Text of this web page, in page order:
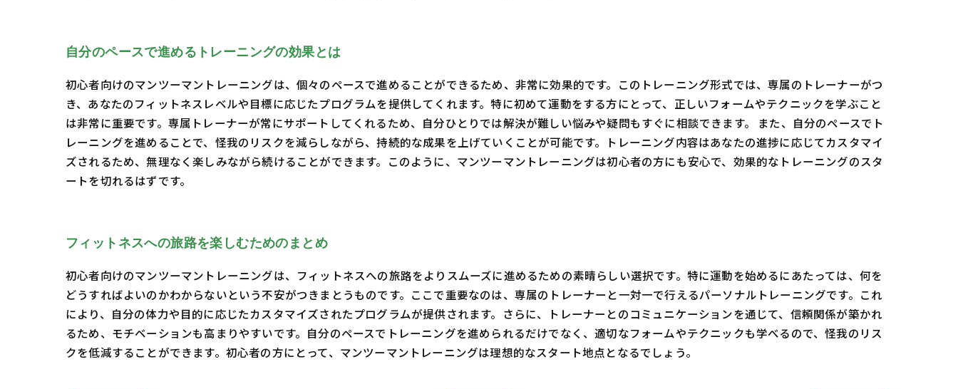
自分のペースで進めるトレーニングの効果とは
初心者向けのマンツーマントレーニングは、個々のペースで進めることができるため、非常に効果的です。このトレーニング形式では、専属のトレーナーがつ
き、あなたのフィットネスレベルや目標に応じたプログラムを提供してくれます。特に初めて運動をする方にとって、正しいフォームやテクニックを学ぶこと
は非常に重要です。専属トレーナーが常にサポートしてくれるため、自分ひとりでは解決が難しい悩みや疑問もすぐに相談できます。 また、自分のペースでト
レーニングを進めることで、怪我のリスクを減らしながら、持続的な成果を上げていくことが可能です。トレーニング内容はあなたの進捗に応じてカスタマイ
ズされるため、無理なく楽しみながら続けることができます。このように、マンツーマントレーニングは初心者の方にも安心で、効果的なトレーニングのスタ
ートを切れるはずです。
フィットネスへの旅路を楽しむためのまとめ
初心者向けのマンツーマントレーニングは、フィットネスへの旅路をよりスムーズに進めるための素晴らしい選択です。特に運動を始めるにあたっては、何を
どうすればよいのかわからないという不安がつきまとうものです。ここで重要なのは、専属のトレーナーと一対一で行えるパーソナルトレーニングです。これ
により、自分の体力や目的に応じたカスタマイズされたプログラムが提供されます。さらに、トレーナーとのコミュニケーションを通じて、信頼関係が築かれ
るため、モチベーションも高まりやすいです。自分のペースでトレーニングを進められるだけでなく、適切なフォームやテクニックも学べるので、怪我のリス
クを低減することができます。初心者の方にとって、マンツーマントレーニングは理想的なスタート地点となるでしょう。